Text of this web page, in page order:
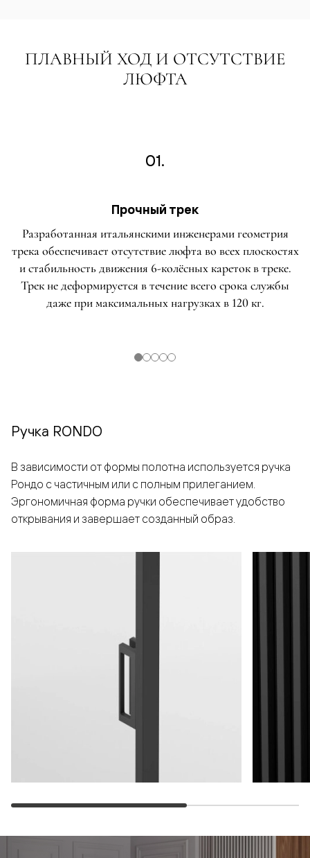
ПЛАВНЫЙ ХОД И ОТСУТСТВИЕ
ЛЮФТА
01.
Прочный трек
Разработанная итальянскими инженерами геометрия
трека обеспечивает отсутствие люфта во всех плоскостях
и стабильность движения 6-колёсных кареток в треке.
Трек не деформируется в течение всего срока службы
даже при максимальных нагрузках в 120 кг.
Ручка RONDO
В зависимости от формы полотна используется ручка
Рондо с частичным или с полным прилеганием.
Эргономичная форма ручки обеспечивает удобство
открывания и завершает созданный образ.